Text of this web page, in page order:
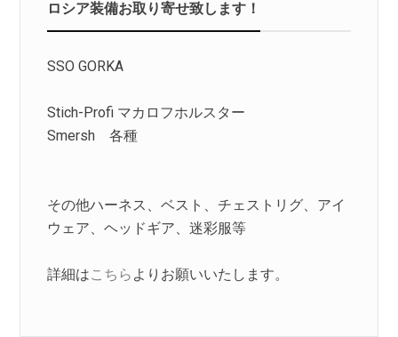
ロシア装備お取り寄せ致します！
SSO GORKA
Stich-Profi マカロフホルスター
Smersh 各種
その他ハーネス、ベスト、チェストリグ、アイ
ウェア、ヘッドギア、迷彩服等
詳細はこちら よりお願いいたします。